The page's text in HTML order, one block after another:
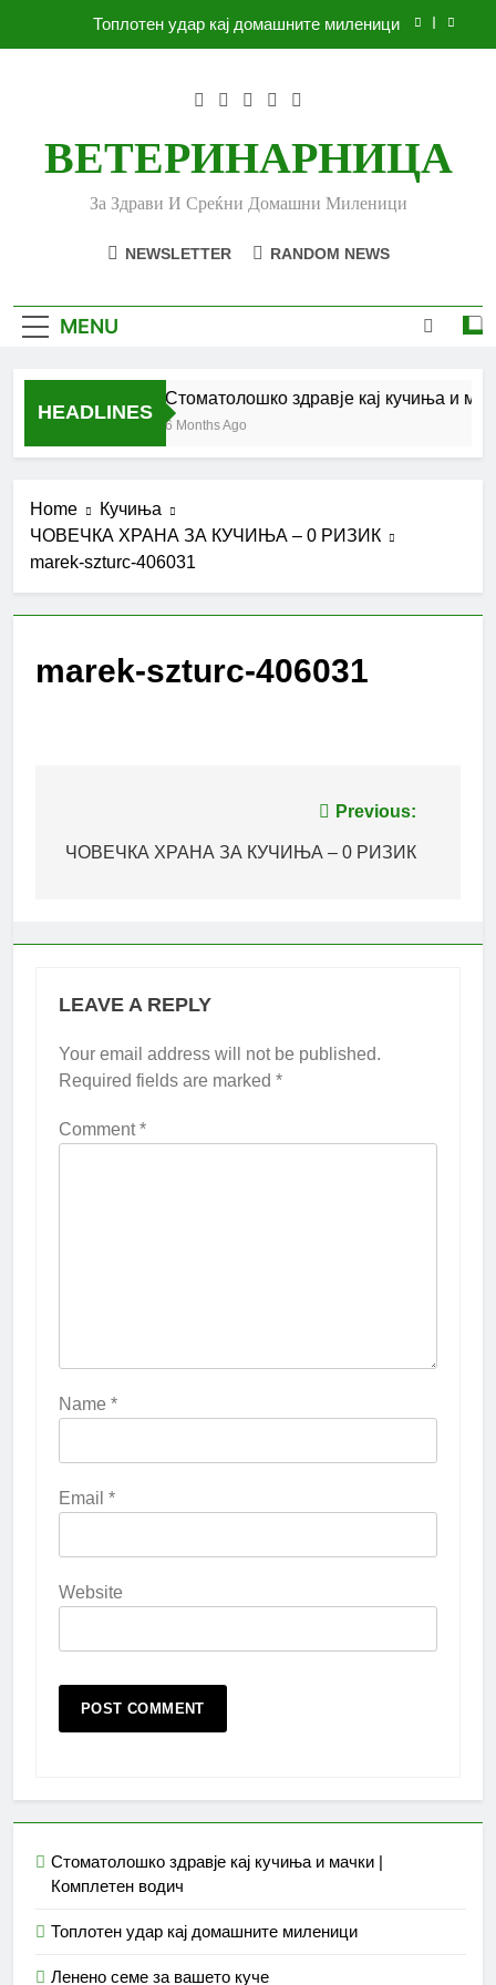
Топлотен удар кај домашните миленици
Стоматолошко здравје кај кучиња и мачки |
Убоди и угризи од инсекти кај кучињата и што
ВЕТЕРИНАРНИЦА
За Здрави И Среќни Домашни Миленици
NEWSLETTER RANDOM NEWS
MENU
HEADLINES
Стоматолошко здравје кај кучиња и
6 Months Ago
Home
Кучиња
ЧОВЕЧКА ХРАНА ЗА КУЧИЊА – 0 РИЗИК
marek-szturc-406031
marek-szturc-406031
navigation
Previous:
ЧОВЕЧКА ХРАНА ЗА КУЧИЊА – 0 РИЗИК
LEAVE A REPLY
Your email address will not be published.
Required fields are marked *
Comment*
Name *
Email *
Website
Стоматолошко здравје кај кучиња и мачки |
Комплетен водич
Топлотен удар кај домашните миленици
Ленено семе за вашето куче